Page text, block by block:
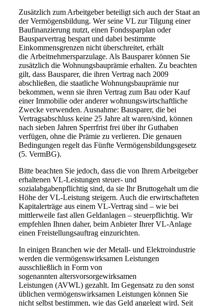
Zusätzlich zum Arbeitgeber beteiligt sich auch der Staat an
der Vermögensbildung. Wer seine VL zur Tilgung einer
Baufinanzierung nutzt, einen Fondssparplan oder
Bausparvertrag bespart und dabei bestimmte
Einkommensgrenzen nicht überschreitet, erhält
die Arbeitnehmersparzulage. Als Bausparer können Sie
zusätzlich die Wohnungsbauprämie erhalten. Zu beachten
gilt, dass Bausparer, die ihren Vertrag nach 2009
abschließen, die staatliche Wohnungsbauprämie nur
bekommen, wenn sie ihren Vertrag zum Bau oder Kauf
einer Immobilie oder anderer wohnungswirtschaftliche
Zwecke verwenden. Ausnahme: Bausparer, die bei
Vertragsabschluss keine 25 Jahre alt waren/sind, können
nach sieben Jahren Sperrfrist frei über ihr Guthaben
verfügen, ohne die Prämie zu verlieren. Die genauen
Bedingungen regelt das Fünfte Vermögensbildungsgesetz
(5. VermBG).
Bitte beachten Sie jedoch, dass die von Ihrem Arbeitgeber
erhaltenen VL-Leistungen steuer- und
sozialabgabenpflichtig sind, da sie Ihr Bruttogehalt um die
Höhe der VL-Leistung steigern. Auch die erwirtschafteten
Kapitalerträge aus einem VL-Vertrag sind – wie bei
mittlerweile fast allen Geldanlagen – steuerpflichtig. Wir
empfehlen Ihnen daher, beim Anbieter Ihrer VL-Anlage
einen Freistellungsauftrag einzurichten.
In einigen Branchen wie der Metall- und Elektroindustrie
werden die vermögenswirksamen Leistungen
ausschließlich in Form von
sogenannten altersvorsorgewirksamen
Leistungen (AVWL) gezahlt. Im Gegensatz zu den sonst
üblichen vermögenswirksamen Leistungen können Sie
nicht selbst bestimmen, wie das Geld angelegt wird. Seit